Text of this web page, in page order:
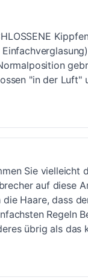
"in der Luft"
Sie vielleicht
auf diese
Haare, dass
Regeln
übrig als das